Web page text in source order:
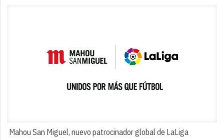
Mahou San Miguel, nuevo patrocinador global de LaLiga